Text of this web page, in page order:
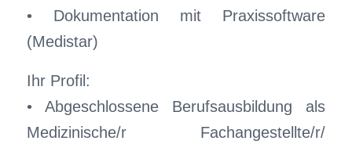
• Dokumentation mit Praxissoftware
(Medistar)
Ihr Profil:
• Abgeschlossene Berufsausbildung als
Medizinische/r Fachangestellte/r/